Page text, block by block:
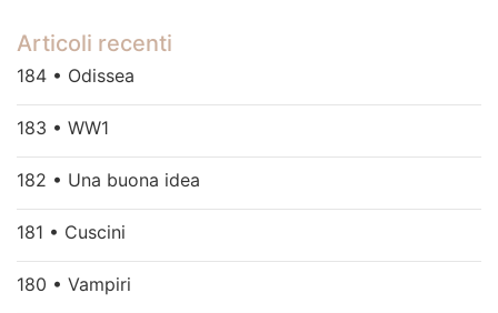
Articoli recenti
184 • Odissea
183 • WW1
182 • Una buona idea
181 • Cuscini
180 • Vampiri